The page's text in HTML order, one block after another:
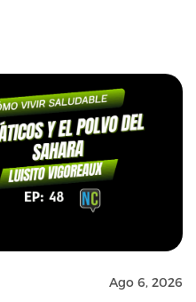
Ago 6, 2026